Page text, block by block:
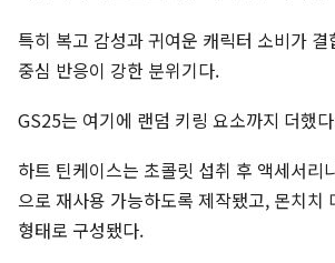
특히 복고 감성과 귀여운 캐릭터 소비가
중심 반응이 강한 분위기다.
GS25는 여기에 랜덤 키링 요소까지 더했
하트 틴케이스는 초콜릿 섭취 후 액세서리
으로 재사용 가능하도록 제작됐고, 몬치치
형태로 구성됐다.